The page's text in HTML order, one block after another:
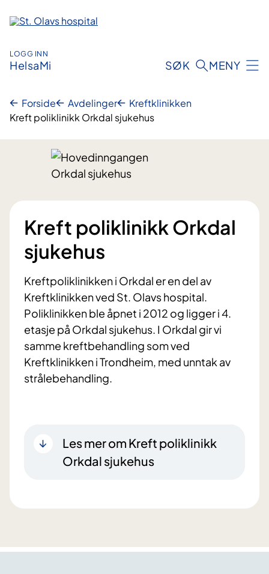
innhold
LOGG INN
HelsaMi SØK MENY
Forside Avdelinger
Kreftklinikken
Kreft poliklinikk Orkdal sjukehus
Kreft poliklinikk Orkdal
sjukehus
Kreftpoliklinikken i Orkdal er en del av
Kreftklinikken ved St. Olavs hospital.
Poliklinikken ble åpnet i 2012 og ligger i 4.
etasje på Orkdal sjukehus. I Orkdal gir vi
samme kreftbehandling som ved
Kreftklinikken i Trondheim, med unntak av
strålebehandling.
Les mer om Kreft poliklinikk
Orkdal sjukehus